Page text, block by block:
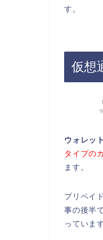
す。
仮想
ウォレッ
タイプの
ます。
プリペイ
事の後半
っていま